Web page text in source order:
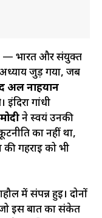
— भारत और संयुक्त
जुड़ गया, जब
अल नाहयान
गांधी
ने स्वयं उनकी
का नहीं था,
की गहराई को भी
में संपन्न हुई। दोनों
इस बात का संकेत